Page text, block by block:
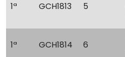
1ª GCH1813 5
1ª GCH1814 6